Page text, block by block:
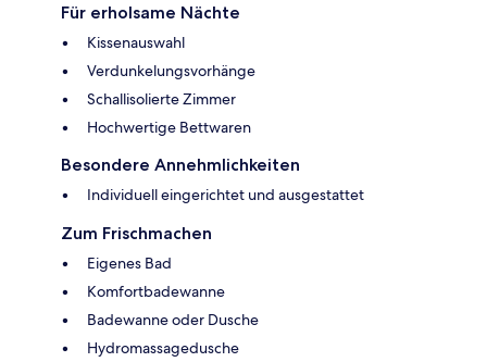
Für erholsame Nächte
Kissenauswahl
Verdunkelungsvorhänge
Schallisolierte Zimmer
Hochwertige Bettwaren
Besondere Annehmlichkeiten
Individuell eingerichtet und ausgestattet
Zum Frischmachen
Eigenes Bad
Komfortbadewanne
Badewanne oder Dusche
Hydromassagedusche